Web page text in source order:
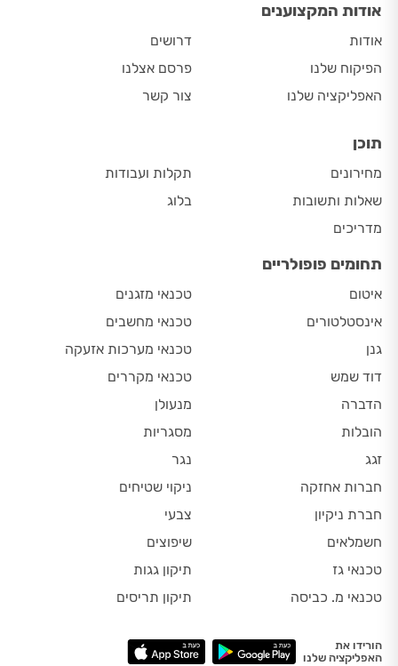
אודות המקצוענים
אודות
הפיקוח שלנו
האפליקציה שלנו
דרושים
פרסם אצלנו
צור קשר
תוכן
מחירונים
שאלות ותשובות
מדריכים
תקלות ועבודות
בלוג
תחומים פופולריים
איטום
אינסטלטורים
גנן
דוד שמש
הדברה
הובלות
זגג
חברות אחזקה
חברת ניקיון
חשמלאים
טכנאי גז
טכנאי מ. כביסה
טכנאי מזגנים
טכנאי מחשבים
טכנאי מערכות אזעקה
טכנאי מקררים
מנעולן
מסגריות
נגר
ניקוי שטיחים
צבעי
שיפוצים
תיקון גגות
תיקון תריסים
הורידו את
האפליקציה שלנו